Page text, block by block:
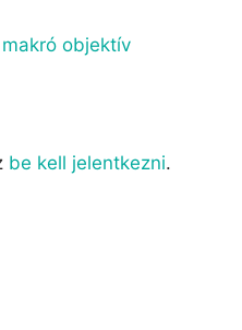
objektív
be kell jelentkezni.